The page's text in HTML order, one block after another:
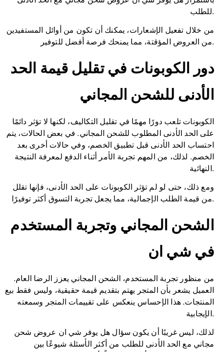
للطلب.
من خلال تفعيل الإشعارات، يمكنك أن تكون من أوائل المستفيدين
من العروض المؤقتة، مما يمنحك فرصة أفضل للتوفير.
دور الكوبونات في تقليل قيمة الحد
الأدنى للشحن المجاني
الكوبونات تلعب دورًا مهمًا في تقليل التكاليف، لكنها لا تؤثر دائمًا
على الحد الأدنى المطلوب للشحن المجاني. في بعض الحالات، يتم
احتساب الحد الأدنى قبل تطبيق الخصم، وفي حالات أخرى بعد
الخصم. لذلك، من المهم تجربة الأمر أثناء الدفع لمعرفة النتيجة
النهائية.
ومع ذلك، حتى لو لم تؤثر الكوبونات على الحد الأدنى، فإنها تقلل
من قيمة الطلب الإجمالية، مما يجعل تجربة التسوق أكثر توفيرًا.
الشحن المجاني وتجربة المستخدم
في شي ان
من منظور تجربة المستخدم، الشحن المجاني يعزز الرضا العام.
العميل يشعر بأن المتجر يهتم بتقديم قيمة حقيقية، وليس فقط بيع
المنتجات. هذا الإحساس ينعكس على تقييمات المتجر وسمعته
الإيجابية.
لذلك، ليس غريبًا أن يكون سؤال هل يوفر شي ان عروض شحن
مجاني مع الحد الأدنى للطلب من أكثر الأسئلة شيوعًا بين